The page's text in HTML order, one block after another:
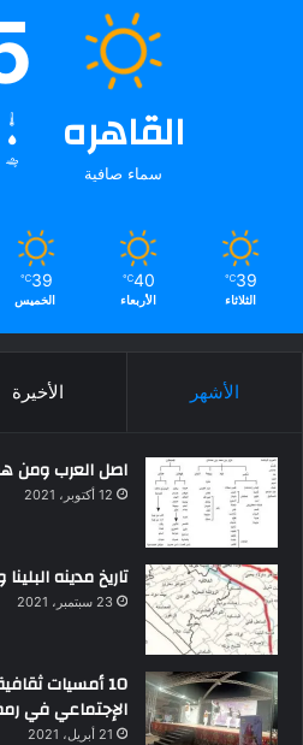
القاهره
سماء صافية
39
℃
الثلاثاء
40
℃
الأربعاء
39
℃
الخميس
الأشهر الأخيرة
اصل العرب ومن
12 أكتوبر، 2021
تاريخ مدينه
23 سبتمبر، 2021
10 أمسيات
الإجتماعي في
21 أبريل، 2021